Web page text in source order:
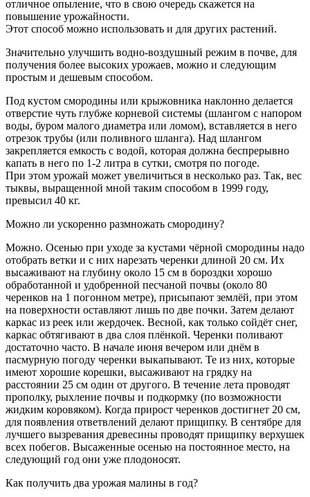
отличное опыление, что в свою очередь скажется на
повышение урожайности.
Этот способ можно использовать и для других растений.
Значительно улучшить водно-воздушный режим в почве, для
получения более высоких урожаев, можно и следующим
простым и дешевым способом.
Под кустом смородины или крыжовника наклонно делается
отверстие чуть глубже корневой системы (шлангом с напором
воды, буром малого диаметра или ломом), вставляется в него
отрезок трубы (или поливного шланга). Над шлангом
закрепляется емкость с водой, которая должна беспрерывно
капать в него по 1-2 литра в сутки, смотря по погоде.
При этом урожай может увеличиться в несколько раз. Так, вес
тыквы, выращенной мной таким способом в 1999 году,
превысил 40 кг.
Можно ли ускоренно размножать смородину?
Можно. Осенью при уходе за кустами чёрной смородины надо
отобрать ветки и с них нарезать черенки длиной 20 см. Их
высаживают на глубину около 15 см в бороздки хорошо
обработанной и удобренной песчаной почвы (около 80
черенков на 1 погонном метре), присыпают землёй, при этом
на поверхности оставляют лишь по две почки. Затем делают
каркас из реек или жердочек. Весной, как только сойдёт снег,
каркас обтягивают в два слоя плёнкой. Черенки поливают
достаточно часто. В начале июня вечером или днём в
пасмурную погоду черенки выкапывают. Те из них, которые
имеют хорошие корешки, высаживают на грядку на
расстоянии 25 см один от другого. В течение лета проводят
прополку, рыхление почвы и подкормку (по возможности
жидким коровяком). Когда прирост черенков достигнет 20 см,
для появления ответвлений делают прищипку. В сентябре для
лучшего вызревания древесины проводят прищипку верхушек
всех побегов. Высаженные осенью на постоянное место, на
следующий год они уже плодоносят.
Как получить два урожая малины в год?